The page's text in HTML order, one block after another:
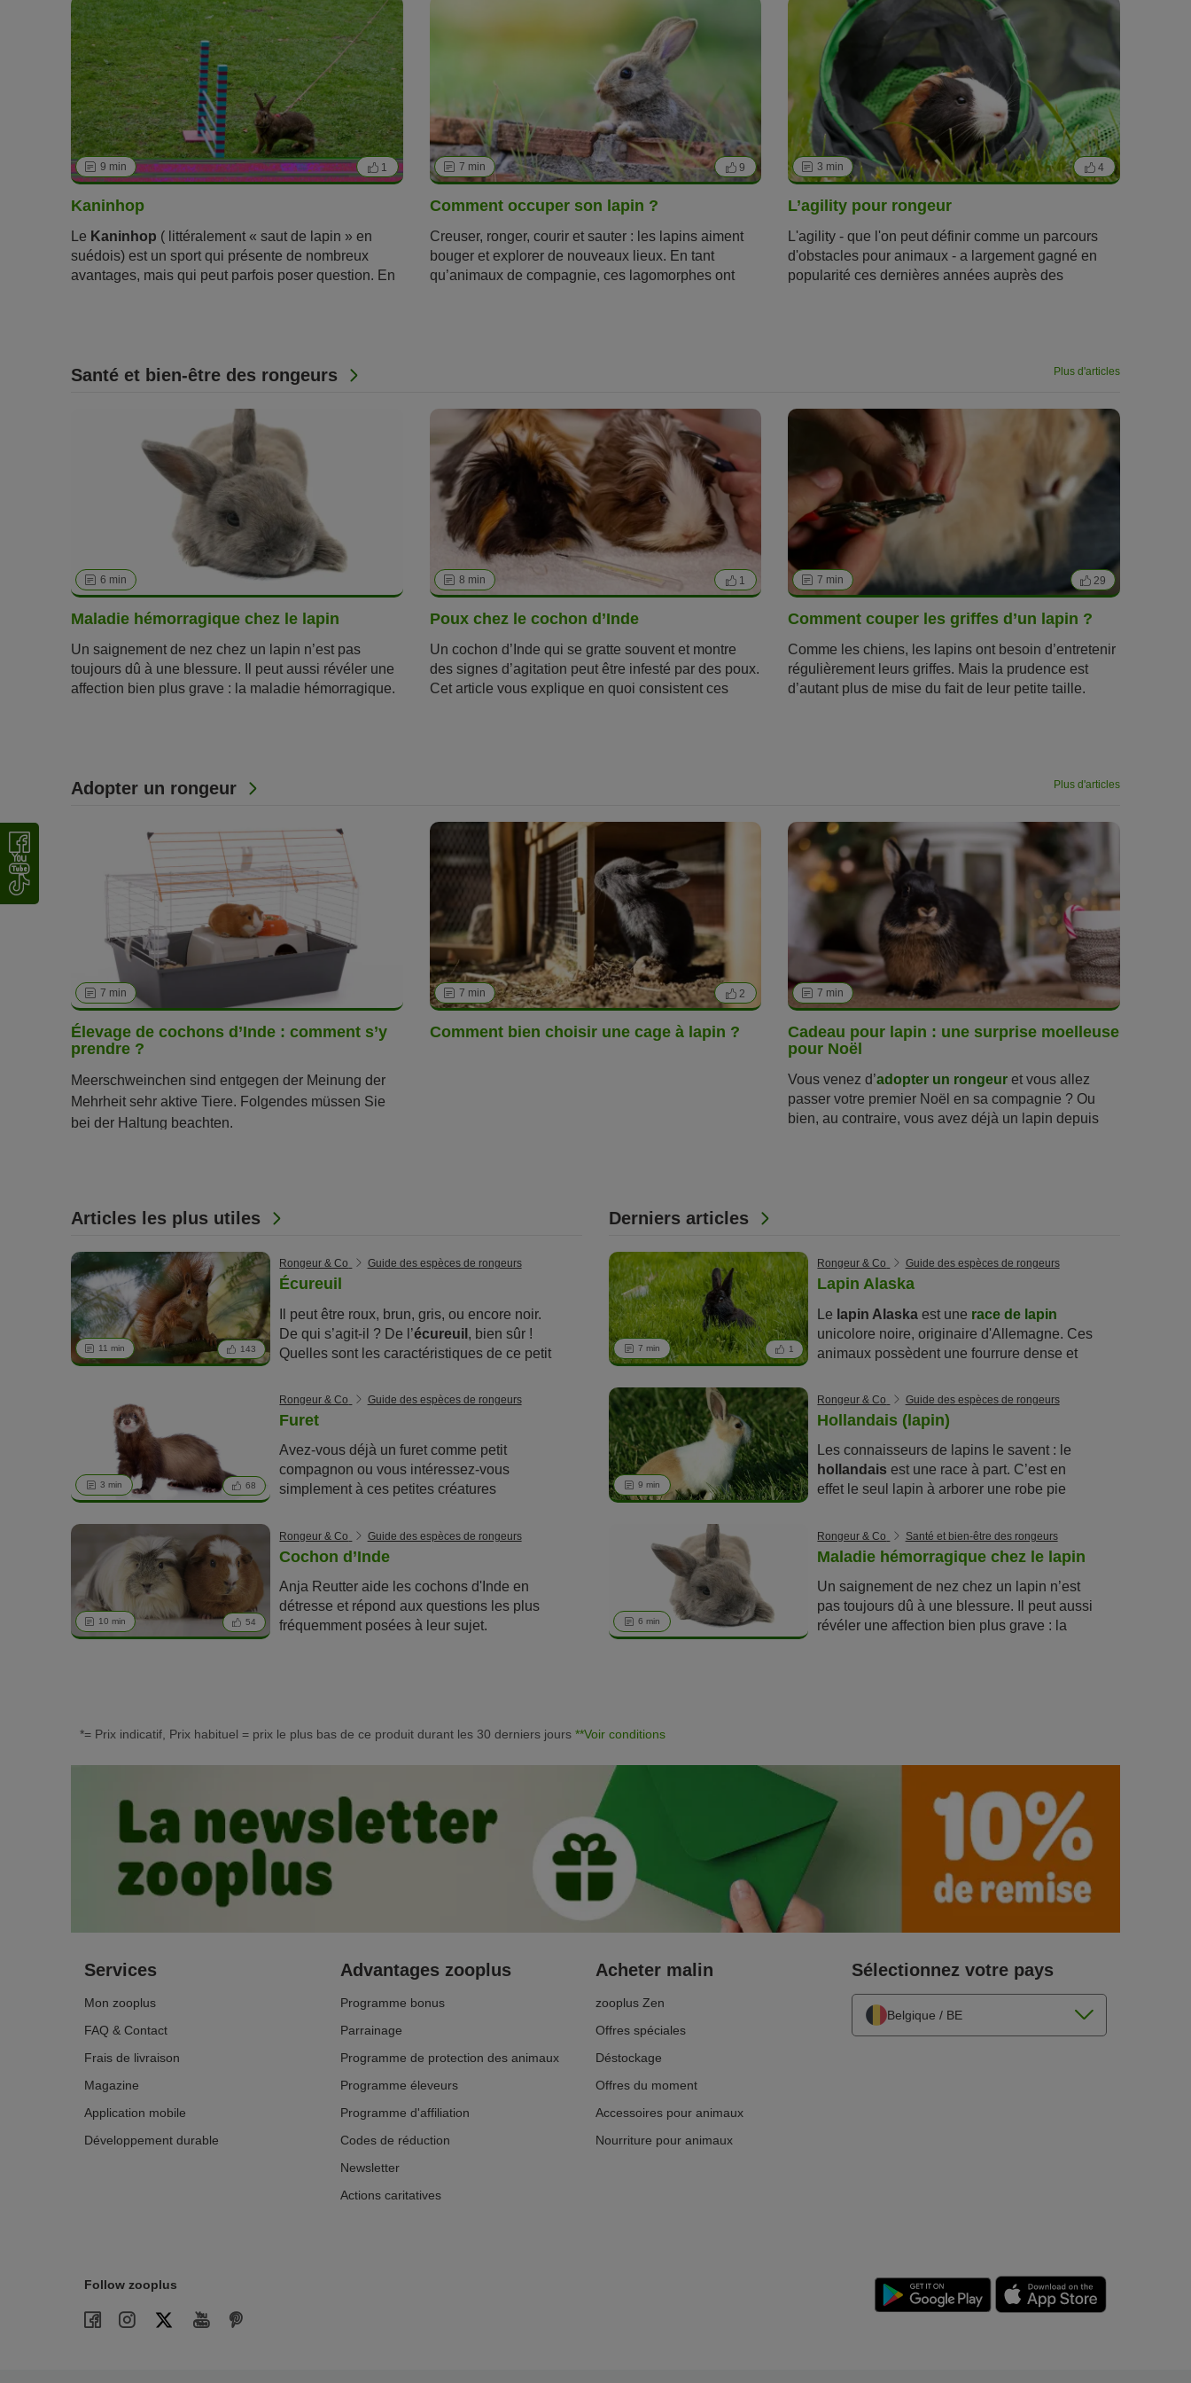
peu de verdure, vérifiez toujours qu'il s'agit de
plantes comestibles adaptées à l'alimentation du
lapin!
9 min 1
Kaninhop
Le Kaninhop ( littéralement « saut de lapin » en
suédois) est un sport qui présente de nombreux
avantages, mais qui peut parfois poser question. En
7 min 9
Comment occuper son lapin ?
Creuser, ronger, courir et sauter : les lapins aiment
bouger et explorer de nouveaux lieux. En tant
qu’animaux de compagnie, ces lagomorphes ont
3 min 4
L’agility pour rongeur
L'agility - que l'on peut définir comme un parcours
d'obstacles pour animaux - a largement gagné en
popularité ces dernières années auprès des
Santé et bien-être des rongeurs Plus d'articles
6 min
Maladie hémorragique chez le lapin
Un saignement de nez chez un lapin n’est pas
toujours dû à une blessure. Il peut aussi révéler une
affection bien plus grave : la maladie hémorragique.
8 min 1
Poux chez le cochon d’Inde
Un cochon d’Inde qui se gratte souvent et montre
des signes d’agitation peut être infesté par des poux.
Cet article vous explique en quoi consistent ces
7 min 29
Comment couper les griffes d’un lapin ?
Comme les chiens, les lapins ont besoin d’entretenir
régulièrement leurs griffes. Mais la prudence est
d’autant plus de mise du fait de leur petite taille.
Adopter un rongeur Plus d'articles
7 min
Élevage de cochons d’Inde : comment s’y
prendre ?
Meerschweinchen sind entgegen der Meinung der
Mehrheit sehr aktive Tiere. Folgendes müssen Sie
bei der Haltung beachten.
7 min 2
Comment bien choisir une cage à lapin ?
7 min
Cadeau pour lapin : une surprise moelleuse
pour Noël
Vous venez d’adopter un rongeur et vous allez
passer votre premier Noël en sa compagnie ? Ou
bien, au contraire, vous avez déjà un lapin depuis
Articles les plus utiles
11 min 143
Rongeur & Co Guide des espèces de rongeurs
Écureuil
Il peut être roux, brun, gris, ou encore noir.
De qui s’agit-il ? De l’écureuil , bien sûr !
Quelles sont les caractéristiques de ce petit
faire un animal domestique ? Vous en
saurez plus sur cette
3 min 68
Rongeur & Co Guide des espèces de rongeurs
Furet
Avez-vous déjà un furet comme petit
compagnon ou vous intéressez-vous
simplement à ces petites créatures
grande popularité ! Les furets domestiques
ne sont pas des animaux de compagnie
catégorie d'animaux domestiques qualifiée
de « nouveaux animaux de compagnie ».
C'est pourquoi il faut bien réfléchir avant
10 min 54
Rongeur & Co Guide des espèces de rongeurs
Cochon d’Inde
Anja Reutter aide les cochons d'Inde en
détresse et répond aux questions les plus
fréquemment posées à leur sujet.
Derniers articles
7 min 1
Rongeur & Co Guide des espèces de rongeurs
Lapin Alaska
Le lapin Alaska est une race de lapin
unicolore noire, originaire d'Allemagne. Ces
animaux possèdent une fourrure dense et
et leur fourrure, ils sont aujourd'hui
appréciés comme petits animaux de
compagnie vifs et curieux.
9 min
Rongeur & Co Guide des espèces de rongeurs
Hollandais (lapin)
Les connaisseurs de lapins le savent : le
hollandais est une race à part. C’est en
effet le seul lapin à arborer une robe pie
définies. Outre son pelage joliment dessiné,
il séduit éleveurs et propriétaires par
son caractère équilibré. Découvrez ce
charmant compagnon aux longues oreilles
dans notre portrait de race.
6 min
Rongeur & Co Santé et bien-être des rongeurs
Maladie hémorragique chez le lapin
Un saignement de nez chez un lapin n’est
pas toujours dû à une blessure. Il peut aussi
révéler une affection bien plus grave : la
*= Prix indicatif, Prix habituel = prix le plus bas de ce produit durant les 30 derniers jours **Voir conditions
Services
Mon zooplus
FAQ & Contact
Frais de livraison
Magazine
Application mobile
Développement durable
Advantages zooplus
Programme bonus
Parrainage
Programme de protection des animaux
Programme éleveurs
Programme d'affiliation
Codes de réduction
Newsletter
Actions caritatives
Acheter malin
zooplus Zen
Offres spéciales
Déstockage
Offres du moment
Accessoires pour animaux
Nourriture pour animaux
Sélectionnez votre pays
Belgique / BE
Follow zooplus